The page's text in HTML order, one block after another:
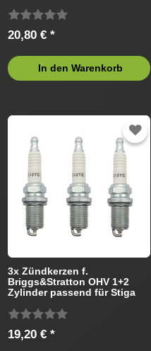
20,80 € *
In den Warenkorb
3x Zündkerzen f.
Briggs&Stratton OHV 1+2
Zylinder passend für Stiga
19,20 € *